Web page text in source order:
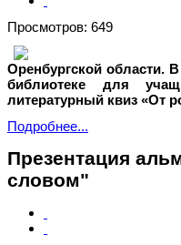
Просмотров: 649
Оренбургской области.
библиотеке для
литературный квиз «От
Подробнее...
Презентация
словом"